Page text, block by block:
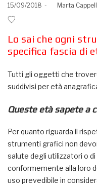
Posted
on
15/09/2018 Marta
Lo sai che ogni
specifica fascia di
Tutti gli oggetti che
suddivisi per età
Queste età sapete a
Per quanto riguarda il
strumenti grafici non
salute degli utilizzatori o
conformemente alla loro
uso prevedibile in